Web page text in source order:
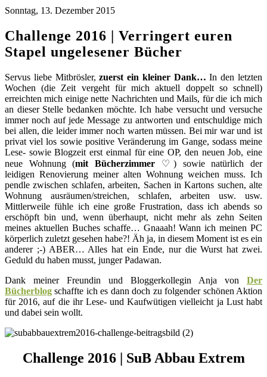
Sonntag, 13. Dezember 2015
Challenge 2016 | Verringert euren
Stapel ungelesener Bücher
Servus liebe Mitbrösler,zuerst ein kleiner Dank… In den letzten
Wochen (die Zeit vergeht für mich aktuell doppelt so schnell)
erreichten mich einige nette Nachrichten und Mails, für die ich mich
an dieser Stelle bedanken möchte. Ich habe versucht und versuche
immer noch auf jede Message zu antworten und entschuldige mich
bei allen, die leider immer noch warten müssen. Bei mir war und ist
privat viel los sowie positive Veränderung im Gange, sodass meine
Lese- sowie Blogzeit erst einmal für eine OP, den neuen Job, eine
neue Wohnung (mit Bücherzimmer♡) sowie natürlich der
leidigen Renovierung meiner alten Wohnung weichen muss. Ich
pendle zwischen schlafen, arbeiten, Sachen in Kartons suchen, alte
Wohnung ausräumen/streichen, schlafen, arbeiten usw. usw.
Mittlerweile fühle ich eine große Frustration, dass ich abends so
erschöpft bin und, wenn überhaupt, nicht mehr als zehn Seiten
meines aktuellen Buches schaffe… Gnaaah! Wann ich meinen PC
körperlich zuletzt gesehen habe?! Äh ja, in diesem Moment ist es ein
anderer ;-) ABER… Alles hat ein Ende, nur die Wurst hat zwei.
Geduld du haben musst, junger Padawan.
Dank meiner Freundin und Bloggerkollegin Anja von Der
Bücherblog schaffte ich es dann doch zu folgender schönen Aktion
für 2016, auf die ihr Lese- und Kaufwütigen vielleicht ja Lust habt
und dabei sein wollt.
Challenge 2016 | SuB Abbau Extrem